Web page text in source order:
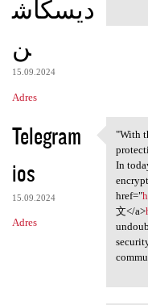
دیسکاش
ن
15.09.2024
Adres
Telegram
ios
15.09.2024
Adres
"With
"With
In
href="
文</a>